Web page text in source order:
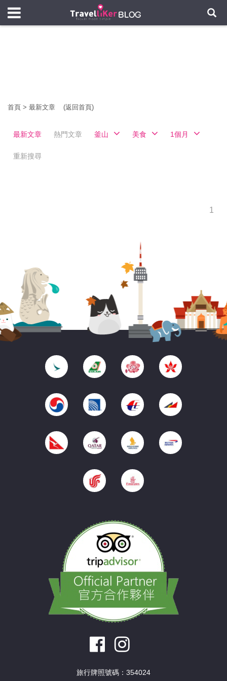
首頁 > 最新文章 (返回首頁)
最新文章 熱門文章 釜山 美食 1個月
重新搜尋
1
旅行牌照號碼：354024